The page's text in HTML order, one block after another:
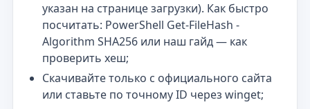
указан на странице загрузки). Как быстро
посчитать: PowerShell Get-FileHash -
Algorithm SHA256 или наш гайд — как
проверить хеш;
Скачивайте только с официального сайта
или ставьте по точному ID через winget;